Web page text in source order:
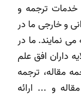
خدمات ترجمه و
و خارجی ما در
نمایند. ما در
داران افق علم
مقاله، ترجمه
و ... ارائه